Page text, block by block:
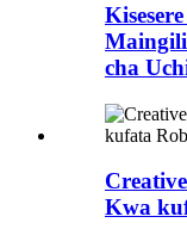
cha
Kwa